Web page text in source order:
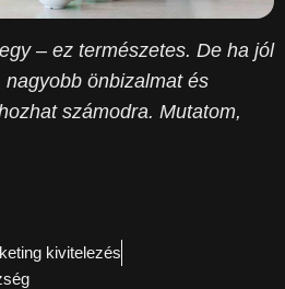
– ez természetes. De ha jól
önbizalmat és
számodra. Mutatom,
kivitelezés